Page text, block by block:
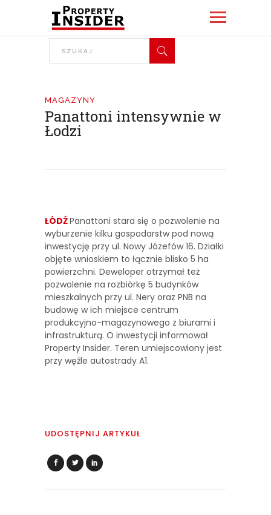
MAGAZYNY
Panattoni intensywnie w
Łodzi
ŁÓDŹPanattoni stara się o pozwolenie na
wyburzenie kilku gospodarstw pod nową
inwestycję przy ul. Nowy Józefów 16. Działki
objęte wnioskiem to łącznie blisko 5 ha
powierzchni. Deweloper otrzymał też
pozwolenie na rozbiórkę 5 budynków
mieszkalnych przy ul. Nery oraz PNB na
budowę w ich miejsce centrum
produkcyjno-magazynowego z biurami i
infrastrukturą. O inwestycji informował
Property Insider. Teren umiejscowiony jest
przy węźle autostrady A1.
UDOSTĘPNIJ ARTYKUŁ